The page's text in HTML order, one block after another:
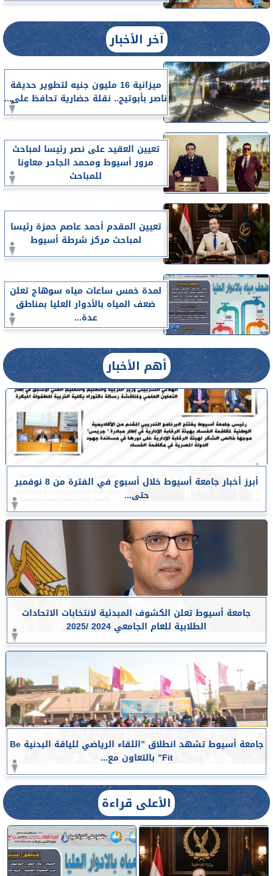
آخر الأخبار
ميزانية 16 مليون جنيه لتطوير حديقة
ناصر بأبوتيج.. نقلة حضارية تحافظ على...
تعيين العقيد على نصر رئيسا لمباحث
مرور أسيوط ومحمد الجاحر معاونا
للمباحث
تعيين المقدم أحمد عاصم حمزة رئيسا
لمباحث مركز شرطة أسيوط
لمدة خمس ساعات مياه سوهاج تعلن
ضعف المياه بالأدوار العليا بمناطق
عدة...
أهم الأخبار
أبرز أخبار جامعة أسيوط خلال أسبوع في الفترة من 8 نوفمبر
حتى...
جامعة أسيوط تعلن الكشوف المبدئية لانتخابات الاتحادات
الطلابية للعام الجامعي 2024 /2025
جامعة أسيوط تشهد انطلاق ”اللقاء الرياضي للياقة البدنية Be
Fit” بالتعاون مع...
الأعلى قراءة